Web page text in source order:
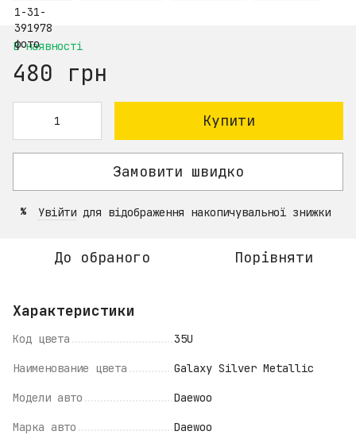
В наявності
480 грн
Купити
Замовити швидко
% Увійти для відображення накопичувальної знижки
До обраного Порівняти
Характеристики
Код цвета 35U
Наименование цвета Galaxy Silver Metallic
Модели авто Daewoo
Марка авто Daewoo